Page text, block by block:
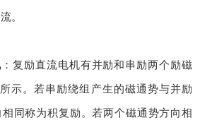
。
：复励直流电机有并励和串励两个励磁
示。若串励绕组产生的磁通势与并励
同称为积复励。若两个磁通势方向相